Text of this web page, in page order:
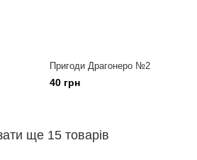
Пригоди Драгонеро №2
40 грн
ще 15 товарів